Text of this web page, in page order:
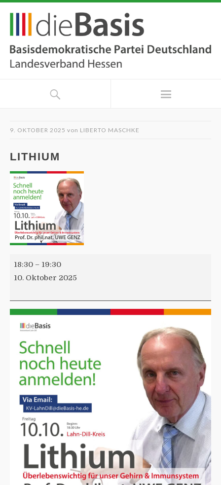
9. OKTOBER 2025 von LIBERTO MASCHKE
LITHIUM
18:30 – 19:30
10. Oktober 2025